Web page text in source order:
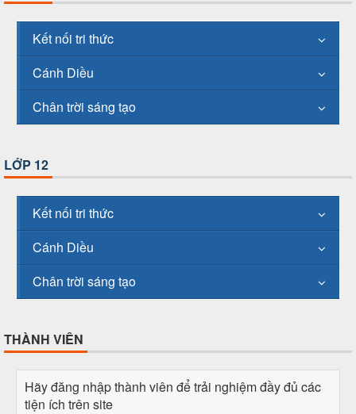
Kết nối tri thức
Cánh Diều
Chân trời sáng tạo
LỚP 12
Kết nối tri thức
Cánh Diều
Chân trời sáng tạo
THÀNH VIÊN
Hãy đăng nhập thành viên để trải nghiệm đầy đủ các
tiện ích trên site